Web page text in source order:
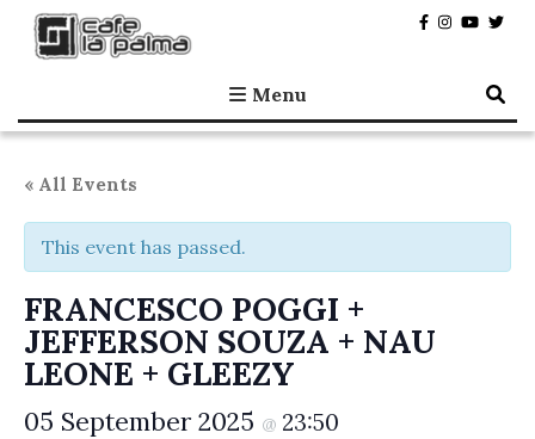
Café la Palma
Programming live music in Madrid since 1995.
Menu
« All Events
This event has passed.
FRANCESCO POGGI +
JEFFERSON SOUZA + NAU
LEONE + GLEEZY
05 September 2025 @ 23:50